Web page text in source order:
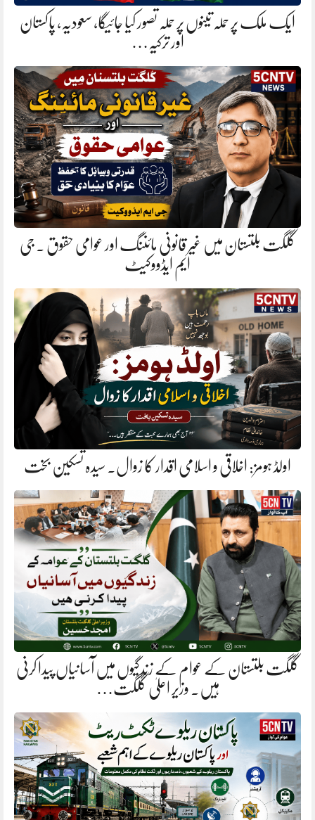
ایک ملک پر حملہ تینوں پر حملہ تصور کیا جائیگا، سعودیہ، پاکستان
اور ترکیہ…
گلگت بلتستان میں غیر قانونی مائننگ اور عوامی حقوق . جی
ایم ایڈووکیٹ
اولڈ ہومز: اخلاقی و اسلامی اقدار کا زوال. سیدہ تسکین بخت
گلگت بلتستان کے عوام کے زندگیوں میں آسانیاں پیدا کرنی
ہیں. وزیر اعلیٰ گلگت…